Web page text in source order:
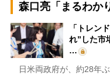
森口亮「まるわか
「トレン
れ”した市
…
日米両政府が、約28年